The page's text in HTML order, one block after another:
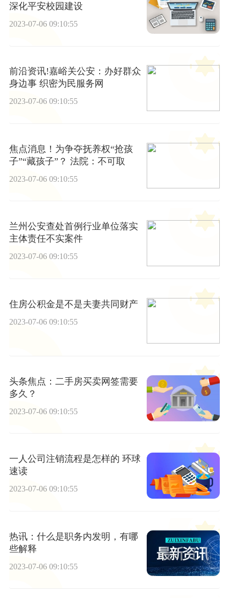
深化平安校园建设
2023-07-06 09:10:55
前沿资讯!嘉峪关公安：办好群众
身边事 织密为民服务网
2023-07-06 09:10:55
焦点消息！为争夺抚养权“抢孩
子”“藏孩子”？ 法院：不可取
2023-07-06 09:10:55
兰州公安查处首例行业单位落实
主体责任不实案件
2023-07-06 09:10:55
住房公积金是不是夫妻共同财产
2023-07-06 09:10:55
头条焦点：二手房买卖网签需要
多久？
2023-07-06 09:10:55
一人公司注销流程是怎样的 环球
速读
2023-07-06 09:10:55
热讯：什么是职务内发明，有哪
些解释
2023-07-06 09:10:55